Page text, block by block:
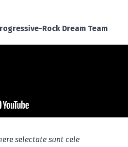
Rock Dream Team
selectate sunt cele